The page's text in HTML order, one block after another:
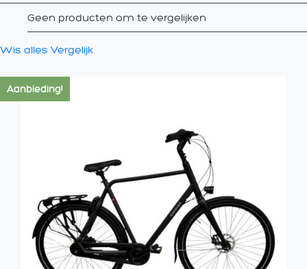
Geen producten om te vergelijken
Wis alles Vergelijk
Aanbieding!